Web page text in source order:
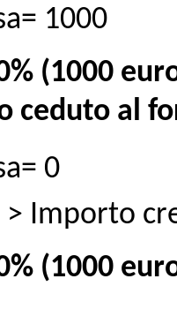
1000
(1000
ceduto al
0
Importo
(1000